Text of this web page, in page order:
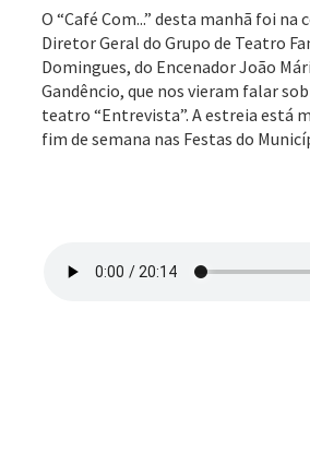
O “Café Com...” desta manhã foi na
Diretor Geral do Grupo de Teatro
Domingues, do Encenador João
Gandêncio, que nos vieram falar
teatro “Entrevista”. A estreia está
fim de semana nas Festas do